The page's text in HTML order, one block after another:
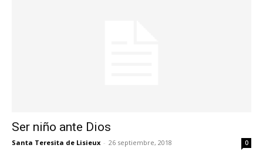
Ser niño ante Dios
Santa Teresita de Lisieux - 26 septiembre, 2018 0